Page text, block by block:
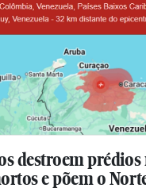
destroem prédios
e põem o